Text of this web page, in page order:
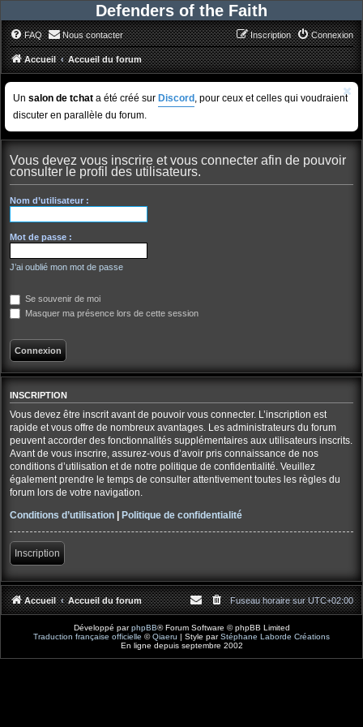
Defenders of the Faith
FAQ Nous contacter Connexion
Inscription
Accueil Accueil du forum
Un salon de tchat a été créé sur Discord , pour ceux et celles qui voudraient
discuter en parallèle du forum.
Vous devez vous inscrire et vous connecter afin de pouvoir
consulter le profil des utilisateurs.
Nom d’utilisateur :
Mot de passe :
J’ai oublié mon mot de passe
Se souvenir de moi
Masquer ma présence lors de cette session
INSCRIPTION
Vous devez être inscrit avant de pouvoir vous connecter. L’inscription est
rapide et vous offre de nombreux avantages. Les administrateurs du forum
peuvent accorder des fonctionnalités supplémentaires aux utilisateurs inscrits.
Avant de vous inscrire, assurez-vous d’avoir pris connaissance de nos
conditions d’utilisation et de notre politique de confidentialité. Veuillez
également prendre le temps de consulter attentivement toutes les règles du
forum lors de votre navigation.
Conditions d’utilisation | Politique de confidentialité
Inscription
Accueil Accueil du forum Fuseau horaire surUTC+02:00
Développé parphpBB® Forum Software © phpBB Limited
Traduction française officielle ©Qiaeru | Style parStéphane Laborde Créations
En ligne depuis septembre 2002